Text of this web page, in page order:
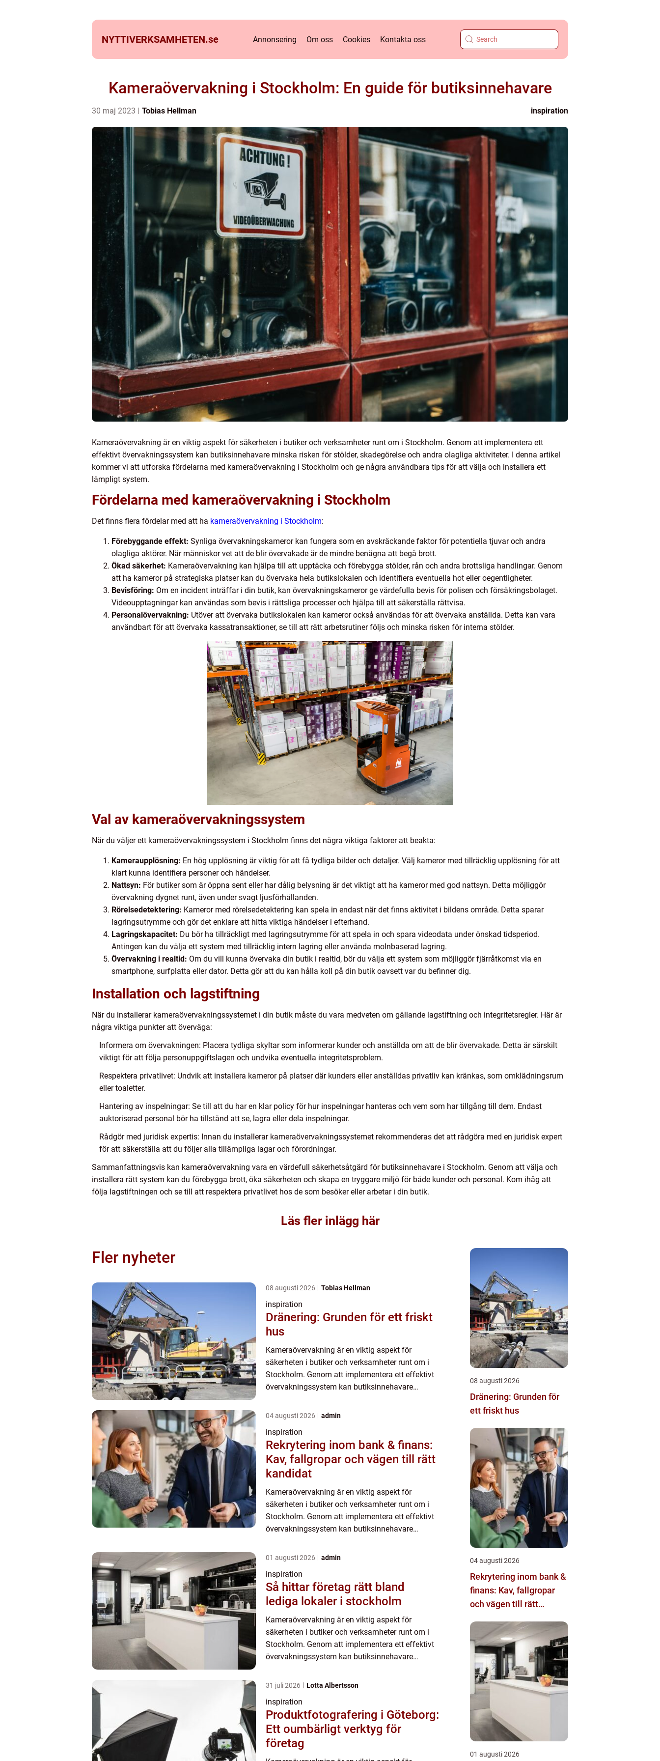
NYTTIVERKSAMHETEN.se Annonsering Om oss Cookies Kontakta oss
Kameraövervakning i Stockholm: En guide för butiksinnehavare
30 maj 2023 Tobias Hellman inspiration
Kameraövervakning är en viktig aspekt för säkerheten i butiker och verksamheter runt om i Stockholm. Genom att implementera ett
effektivt övervakningssystem kan butiksinnehavare minska risken för stölder, skadegörelse och andra olagliga aktiviteter. I denna artikel
kommer vi att utforska fördelarna med kameraövervakning i Stockholm och ge några användbara tips för att välja och installera ett
lämpligt system.
Fördelarna med kameraövervakning i Stockholm
Det finns flera fördelar med att ha kameraövervakning i Stockholm:
Förebyggande effekt: Synliga övervakningskameror kan fungera som en avskräckande faktor för potentiella tjuvar och andra
olagliga aktörer. När människor vet att de blir övervakade är de mindre benägna att begå brott.
Ökad säkerhet: Kameraövervakning kan hjälpa till att upptäcka och förebygga stölder, rån och andra brottsliga handlingar. Genom
att ha kameror på strategiska platser kan du övervaka hela butikslokalen och identifiera eventuella hot eller oegentligheter.
Bevisföring: Om en incident inträffar i din butik, kan övervakningskameror ge värdefulla bevis för polisen och försäkringsbolaget.
Videoupptagningar kan användas som bevis i rättsliga processer och hjälpa till att säkerställa rättvisa.
Personalövervakning: Utöver att övervaka butikslokalen kan kameror också användas för att övervaka anställda. Detta kan vara
användbart för att övervaka kassatransaktioner, se till att rätt arbetsrutiner följs och minska risken för interna stölder.
Val av kameraövervakningssystem
När du väljer ett kameraövervakningssystem i Stockholm finns det några viktiga faktorer att beakta:
Kameraupplösning: En hög upplösning är viktig för att få tydliga bilder och detaljer. Välj kameror med tillräcklig upplösning för att
klart kunna identifiera personer och händelser.
Nattsyn: För butiker som är öppna sent eller har dålig belysning är det viktigt att ha kameror med god nattsyn. Detta möjliggör
övervakning dygnet runt, även under svagt ljusförhållanden.
Rörelsedetektering: Kameror med rörelsedetektering kan spela in endast när det finns aktivitet i bildens område. Detta sparar
lagringsutrymme och gör det enklare att hitta viktiga händelser i efterhand.
Lagringskapacitet: Du bör ha tillräckligt med lagringsutrymme för att spela in och spara videodata under önskad tidsperiod.
Antingen kan du välja ett system med tillräcklig intern lagring eller använda molnbaserad lagring.
Övervakning i realtid: Om du vill kunna övervaka din butik i realtid, bör du välja ett system som möjliggör fjärråtkomst via en
smartphone, surfplatta eller dator. Detta gör att du kan hålla koll på din butik oavsett var du befinner dig.
Installation och lagstiftning
När du installerar kameraövervakningssystemet i din butik måste du vara medveten om gällande lagstiftning och integritetsregler. Här är
några viktiga punkter att överväga:
Informera om övervakningen: Placera tydliga skyltar som informerar kunder och anställda om att de blir övervakade. Detta är särskilt
viktigt för att följa personuppgiftslagen och undvika eventuella integritetsproblem.
Respektera privatlivet: Undvik att installera kameror på platser där kunders eller anställdas privatliv kan kränkas, som omklädningsrum
eller toaletter.
Hantering av inspelningar: Se till att du har en klar policy för hur inspelningar hanteras och vem som har tillgång till dem. Endast
auktoriserad personal bör ha tillstånd att se, lagra eller dela inspelningar.
Rådgör med juridisk expertis: Innan du installerar kameraövervakningssystemet rekommenderas det att rådgöra med en juridisk expert
för att säkerställa att du följer alla tillämpliga lagar och förordningar.
Sammanfattningsvis kan kameraövervakning vara en värdefull säkerhetsåtgärd för butiksinnehavare i Stockholm. Genom att välja och
installera rätt system kan du förebygga brott, öka säkerheten och skapa en tryggare miljö för både kunder och personal. Kom ihåg att
följa lagstiftningen och se till att respektera privatlivet hos de som besöker eller arbetar i din butik.
Läs fler inlägg här
Fler nyheter
08 augusti 2026 Tobias Hellman
inspiration
Dränering: Grunden för ett friskt
hus
Kameraövervakning är en viktig aspekt för
säkerheten i butiker och verksamheter runt om i
Stockholm. Genom att implementera ett effektivt
övervakningssystem kan butiksinnehavare
04 augusti 2026 admin
inspiration
Rekrytering inom bank & finans:
Kav, fallgropar och vägen till rätt
kandidat
Kameraövervakning är en viktig aspekt för
säkerheten i butiker och verksamheter runt om i
Stockholm. Genom att implementera ett effektivt
övervakningssystem kan butiksinnehavare
01 augusti 2026 admin
inspiration
Så hittar företag rätt bland
lediga lokaler i stockholm
Kameraövervakning är en viktig aspekt för
säkerheten i butiker och verksamheter runt om i
Stockholm. Genom att implementera ett effektivt
övervakningssystem kan butiksinnehavare
31 juli 2026 Lotta Albertsson
inspiration
Produktfotografering i Göteborg:
Ett oumbärligt verktyg för
företag
08 augusti 2026
Dränering: Grunden för
ett friskt hus
04 augusti 2026
Rekrytering inom bank &
finans: Kav, fallgropar
och vägen till rätt
01 augusti 2026